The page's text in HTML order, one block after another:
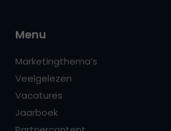
Menu
Marketingthema’s
Veelgelezen
Vacatures
Jaarboek